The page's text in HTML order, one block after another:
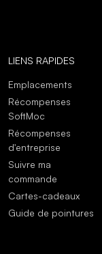
LIENS RAPIDES
Emplacements
Récompenses
SoftMoc
Récompenses
d'entreprise
Suivre ma
commande
Cartes-cadeaux
Guide de pointures